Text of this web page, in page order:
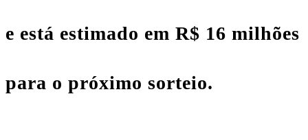
e está estimado em R$ 16 milhões
para o próximo sorteio.